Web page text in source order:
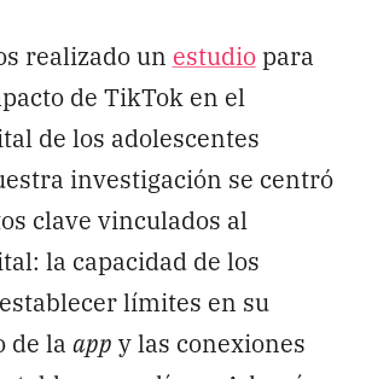
realizado un estudiopara
de TikTok en el
de los adolescentes
investigación se centró
clave vinculados al
la capacidad de los
límites en su
de la app y las conexiones